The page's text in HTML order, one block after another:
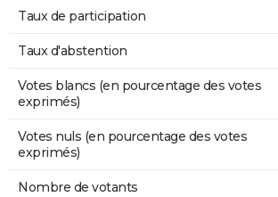
Taux de participation
Taux d'abstention
Votes blancs (en pourcentage des votes
exprimés)
Votes nuls (en pourcentage des votes
exprimés)
Nombre de votants